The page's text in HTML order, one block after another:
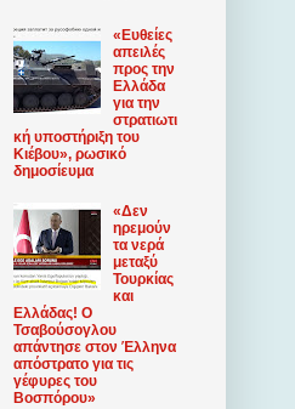
«Ευθείες
απειλές
προς την
Ελλάδα
για την
στρατιωτι
κή υποστήριξη του
Κιέβου», ρωσικό
δημοσίευμα
«Δεν
ηρεμούν
τα νερά
μεταξύ
Τουρκίας
και
Ελλάδας! Ο
Τσαβούσογλου
απάντησε στον Έλληνα
απόστρατο για τις
γέφυρες του
Βοσπόρου»